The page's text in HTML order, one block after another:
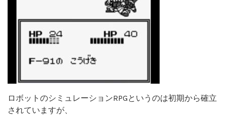
ロボットのシミュレーションRPGというのは初期から確立
されていますが、